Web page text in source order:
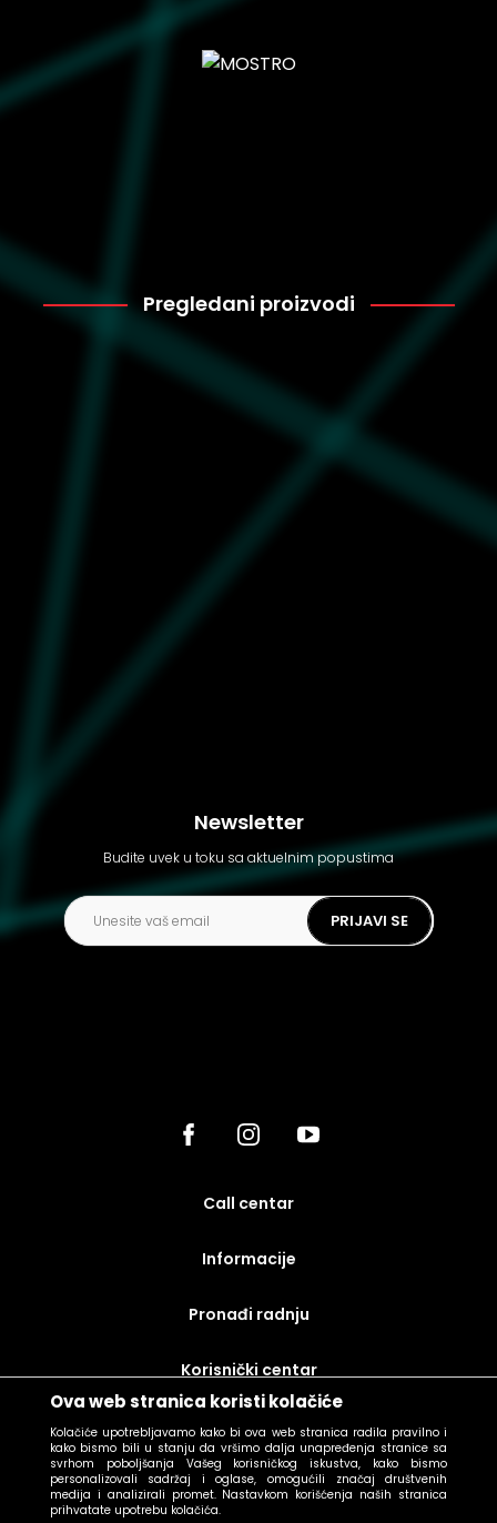
Ova web stranica koristi kolačiće
Kolačiće upotrebljavamo kako bi ova web stranica radila pravilno i
kako bismo bili u stanju da vršimo dalja unapređenja stranice sa
svrhom poboljšanja Vašeg korisničkog iskustva, kako bismo
personalizovali sadržaj i oglase, omogućili značaj društvenih
medija i analizirali promet. Nastavkom korišćenja naših stranica
prihvatate upotrebu kolačića.
Pregledani proizvodi
Newsletter
Budite uvek u toku sa aktuelnim popustima
PRIJAVI SE
call centar
Informacije
Pronađi radnju
korisnički centar
uslovi prodaje